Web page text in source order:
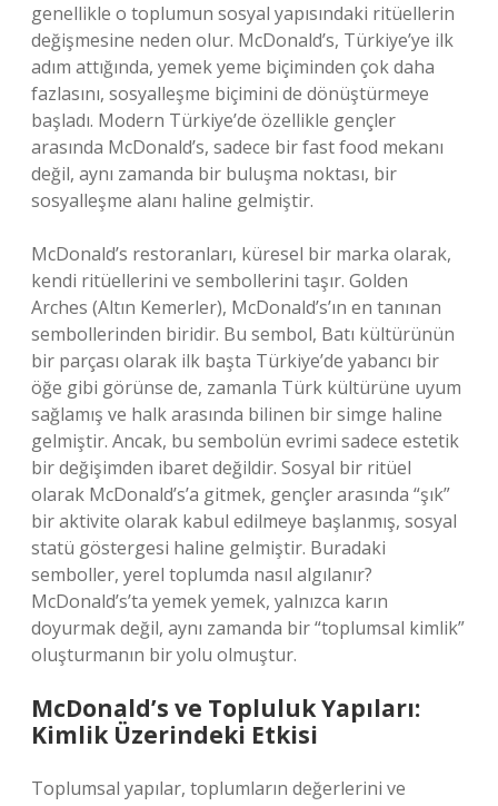
genellikle o toplumun sosyal yapısındaki ritüellerin
değişmesine neden olur. McDonald’s, Türkiye’ye ilk
adım attığında, yemek yeme biçiminden çok daha
fazlasını, sosyalleşme biçimini de dönüştürmeye
başladı. Modern Türkiye’de özellikle gençler
arasında McDonald’s, sadece bir fast food mekanı
değil, aynı zamanda bir buluşma noktası, bir
sosyalleşme alanı haline gelmiştir.
McDonald’s restoranları, küresel bir marka olarak,
kendi ritüellerini ve sembollerini taşır. Golden
Arches (Altın Kemerler), McDonald’s’ın en tanınan
sembollerinden biridir. Bu sembol, Batı kültürünün
bir parçası olarak ilk başta Türkiye’de yabancı bir
öğe gibi görünse de, zamanla Türk kültürüne uyum
sağlamış ve halk arasında bilinen bir simge haline
gelmiştir. Ancak, bu sembolün evrimi sadece estetik
bir değişimden ibaret değildir. Sosyal bir ritüel
olarak McDonald’s’a gitmek, gençler arasında “şık”
bir aktivite olarak kabul edilmeye başlanmış, sosyal
statü göstergesi haline gelmiştir. Buradaki
semboller, yerel toplumda nasıl algılanır?
McDonald’s’ta yemek yemek, yalnızca karın
doyurmak değil, aynı zamanda bir “toplumsal kimlik”
oluşturmanın bir yolu olmuştur.
McDonald’s ve Topluluk Yapıları:
Kimlik Üzerindeki Etkisi
Toplumsal yapılar, toplumların değerlerini ve